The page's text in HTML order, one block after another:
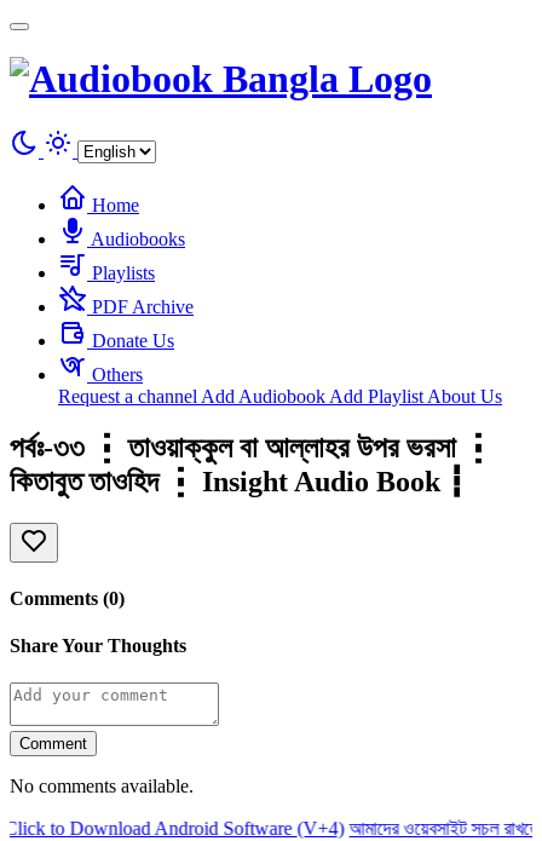
Home
Audiobooks
Playlists
PDF Archive
Donate Us
Others
Request a channel Add Audiobook Add Playlist About Us
পর্বঃ-৩৩ ┇ তাওয়াক্কুল বা আল্লাহর উপর ভরসা ┇
কিতাবুত তাওহিদ ┇ Insight Audio Book ┇
Comments (0)
Share Your Thoughts
Comment
No comments available.
to Download Android Software (V+4) আমাদের ওয়েবসাইট সচল